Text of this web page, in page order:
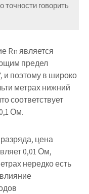
говорить
Rn является
предел
и поэтому в широко
метрах нижний
соответствует
Ом.
цена
0,01 Ом,
нередко есть